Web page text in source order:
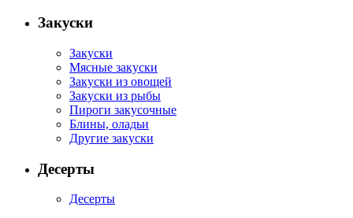
Закуски
Закуски
Мясные закуски
Закуски из овощей
Закуски из рыбы
Пироги закусочные
Блины, оладьи
Другие закуски
Десерты
Десерты